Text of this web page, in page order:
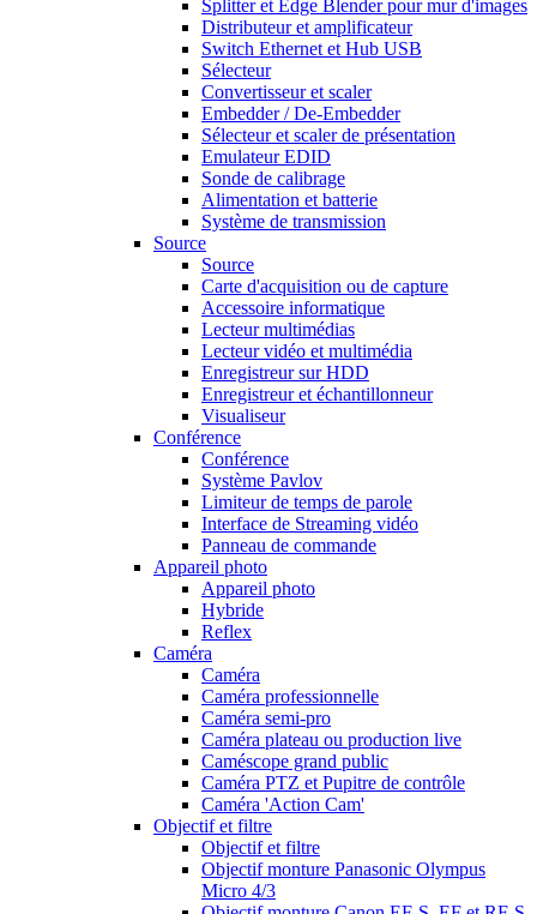
Splitter et Edge Blender pour mur d'images
Distributeur et amplificateur
Switch Ethernet et Hub USB
Sélecteur
Convertisseur et scaler
Embedder / De-Embedder
Sélecteur et scaler de présentation
Emulateur EDID
Sonde de calibrage
Alimentation et batterie
Système de transmission
Source
Source
Carte d'acquisition ou de capture
Accessoire informatique
Lecteur multimédias
Lecteur vidéo et multimédia
Enregistreur sur HDD
Enregistreur et échantillonneur
Visualiseur
Conférence
Conférence
Système Pavlov
Limiteur de temps de parole
Interface de Streaming vidéo
Panneau de commande
Appareil photo
Appareil photo
Hybride
Reflex
Caméra
Caméra
Caméra professionnelle
Caméra semi-pro
Caméra plateau ou production live
Caméscope grand public
Caméra PTZ et Pupitre de contrôle
Caméra 'Action Cam'
Objectif et filtre
Objectif et filtre
Objectif monture Panasonic Olympus
Micro 4/3